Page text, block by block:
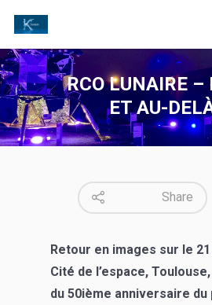
RCO LUNAIRE –
ET AU-
Share
Retour en images sur le
Cité de l’espace,
du 50ième anniversaire du